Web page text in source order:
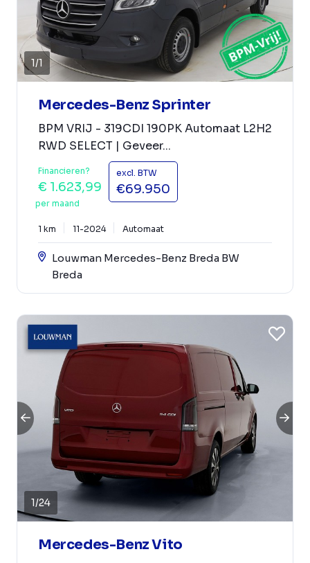
1/1
Mercedes-Benz Sprinter
BPM VRIJ - 319CDI 190PK Automaat L2H2
RWD SELECT | Geveer...
Financieren?
€ 1.623,99
per maand
excl. BTW
€69.950
1 km 11-2024 Automaat
Louwman Mercedes-Benz Breda BW
Breda
1/24
Mercedes-Benz Vito